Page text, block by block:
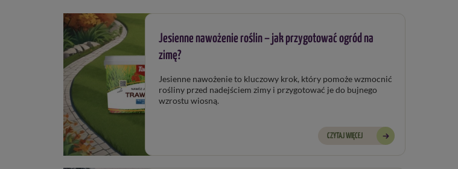
Jesienne nawożenie roślin – jak przygotować ogród na
zimę?
Jesienne nawożenie to kluczowy krok, który pomoże wzmocnić
rośliny przed nadejściem zimy i przygotować je do bujnego
wzrostu wiosną.
CZYTAJ WIĘCEJ